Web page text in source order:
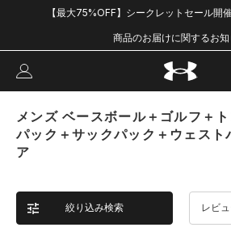
【最大75%OFF】シークレットセール開
商品のお届けに関するお
メンズ ベースボール＋ゴルフ＋
パック＋サックパック＋ウェスト
ア
絞り込み検索 レビ